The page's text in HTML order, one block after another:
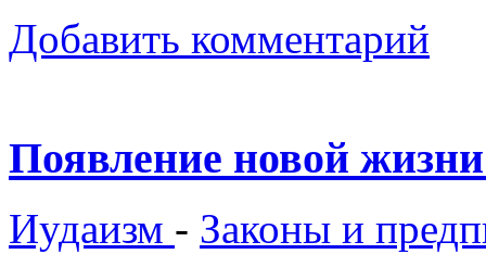
Добавить комментарий
Появление новой
Иудаизм - Законы и